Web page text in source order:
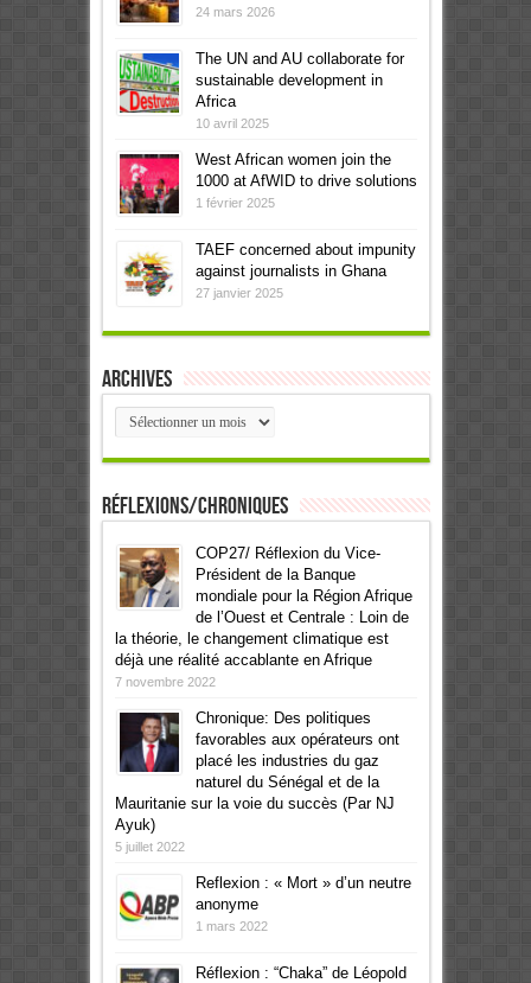
24 mars 2026
The UN and AU collaborate for
sustainable development in
Africa
10 avril 2025
West African women join the
1000 at AfWID to drive solutions
1 février 2025
TAEF concerned about impunity
against journalists in Ghana
27 janvier 2025
Archives
Archives
Réflexions/Chroniques
COP27/ Réflexion du Vice-
Président de la Banque
mondiale pour la Région Afrique
de l’Ouest et Centrale : Loin de
la théorie, le changement climatique est
déjà une réalité accablante en Afrique
7 novembre 2022
Chronique: Des politiques
favorables aux opérateurs ont
placé les industries du gaz
naturel du Sénégal et de la
Mauritanie sur la voie du succès (Par NJ
Ayuk)
5 juillet 2022
Reflexion : « Mort » d’un neutre
anonyme
1 mars 2022
Réflexion : “Chaka” de Léopold